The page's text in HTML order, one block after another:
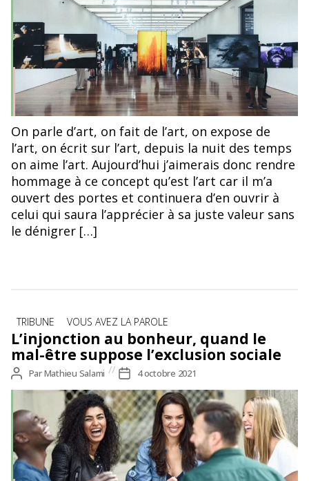
On parle d’art, on fait de l’art, on expose de
l’art, on écrit sur l’art, depuis la nuit des temps
on aime l’art. Aujourd’hui j’aimerais donc rendre
hommage à ce concept qu’est l’art car il m’a
ouvert des portes et continuera d’en ouvrir à
celui qui saura l’apprécier à sa juste valeur sans
le dénigrer […]
Catégories
TRIBUNE VOUS AVEZ LA PAROLE
L’injonction au bonheur, quand le
mal-être suppose l’exclusion sociale
Auteur
de
ParMathieu Salami
Date
de
l’article
4 octobre 2021